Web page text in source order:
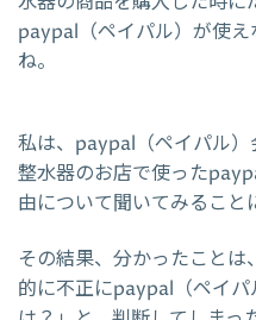
paypal（ペイパル）が使え
ね。
私は、paypal（ペイパル
整水器のお店で使った
由について聞いてみること
その結果、分かったこと
的に不正にpaypal（ペイ